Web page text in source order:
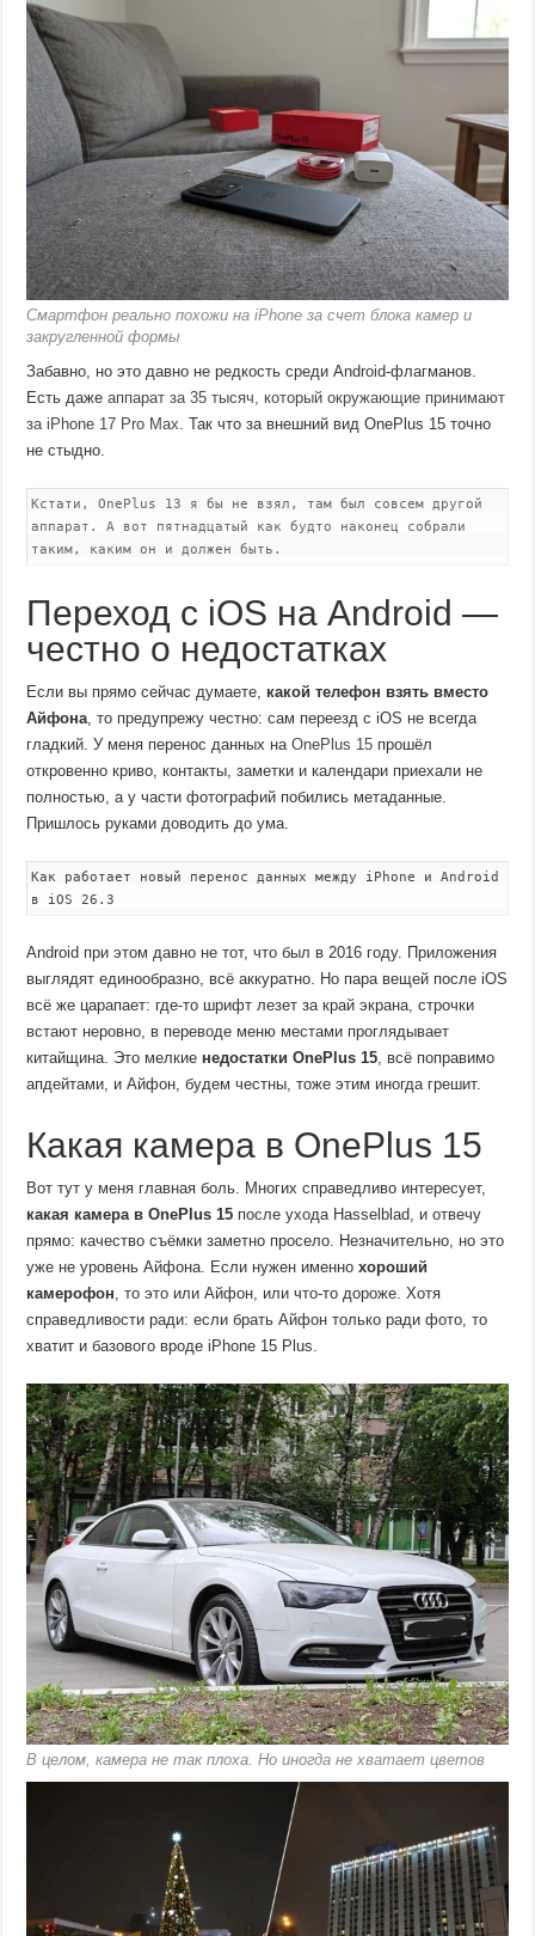
Смартфон реально похожи на iPhone за счет блока камер и
закругленной формы
Забавно, но это давно не редкость среди Android-флагманов.
Есть дажеаппарат за 35 тысяч, который окружающие принимают
за iPhone 17 Pro Max . Так что за внешний вид OnePlus 15 точно
не стыдно.
Кстати, OnePlus 13 я бы не взял, там был совсем другой
аппарат. А вот пятнадцатый как будто наконец собрали
таким, каким он и должен быть.
Переход с iOS на Android —
честно о недостатках
Если вы прямо сейчас думаете, какой телефон взять вместо
Айфона , то предупрежу честно: сам переезд с iOS не всегда
гладкий. У меня перенос данных наOnePlus 15 прошёл
откровенно криво, контакты, заметки и календари приехали не
полностью, а у части фотографий побились метаданные.
Пришлось руками доводить до ума.
Как работает новый перенос данных между iPhone и Android
в iOS 26.3
Android при этом давно не тот, что был в 2016 году. Приложения
выглядят единообразно, всё аккуратно. Но пара вещей после iOS
всё же царапает: где-то шрифт лезет за край экрана, строчки
встают неровно, в переводе меню местами проглядывает
китайщина. Это мелкие недостатки OnePlus 15 , всё поправимо
апдейтами, и Айфон, будем честны, тоже этим иногда грешит.
Какая камера в OnePlus 15
Вот тут у меня главная боль. Многих справедливо интересует,
какая камера в OnePlus 15 после ухода Hasselblad, и отвечу
прямо: качество съёмки заметно просело. Незначительно, но это
уже не уровень Айфона. Если нужен именнохороший
камерофон , то это или Айфон, или что-то дороже. Хотя
справедливости ради: если брать Айфон только ради фото, то
хватит и базового вроде iPhone 15 Plus.
В целом, камера не так плоха. Но иногда не хватает цветов